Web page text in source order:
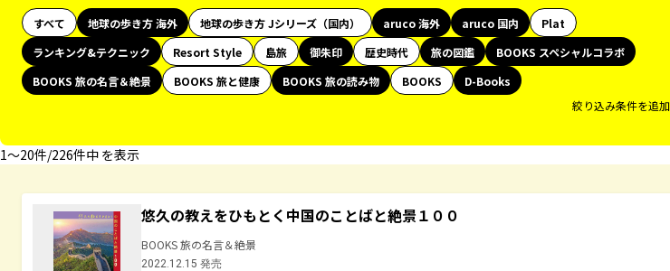
すべて 地球の歩き方 海外 地球の歩き方 Jシリーズ（国内） aruco 海外 aruco 国内
Plat
ランキング&テクニック
Resort Style 島旅 御朱印 歴史時代 旅の図鑑
BOOKS スペシャルコラボ
BOOKS 旅の名言＆絶景
BOOKS 旅と健康 BOOKS 旅の読み物 BOOKS
D-Books
絞り込み条件を追加
1〜20件/226件中 を表示
悠久の教えをひもとく中国のことばと絶景１００
BOOKS 旅の名言＆絶景
2022.12.15 発売